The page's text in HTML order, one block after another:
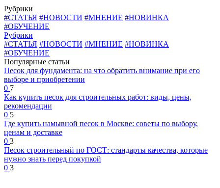
Рубрики
#СТАТЬЯ #НОВОСТИ #МНЕНИЕ #НОВИНКА
#ОБУЧЕНИЕ
Рубрики
#СТАТЬЯ #НОВОСТИ #МНЕНИЕ #НОВИНКА
#ОБУЧЕНИЕ
Популярные статьи
Песок для фундамента: на что обратить внимание при его
выборе и приобретении
0 7
Как купить песок для строительных работ: виды, цены,
рекомендации
0 5
Где купить намывной песок в Москве: советы по выбору,
ценам и доставке
0 3
Песок строительный по ГОСТ: стандарты качества, которые
нужно знать перед покупкой
0 3